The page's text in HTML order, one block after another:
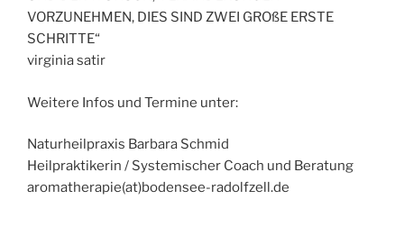
VORZUNEHMEN, DIES SIND ZWEI GROßE ERSTE
SCHRITTE“
virginia satir
Weitere Infos und Termine unter:
Naturheilpraxis Barbara Schmid
Heilpraktikerin / Systemischer Coach und Beratung
aromatherapie(at)bodensee-radolfzell.de